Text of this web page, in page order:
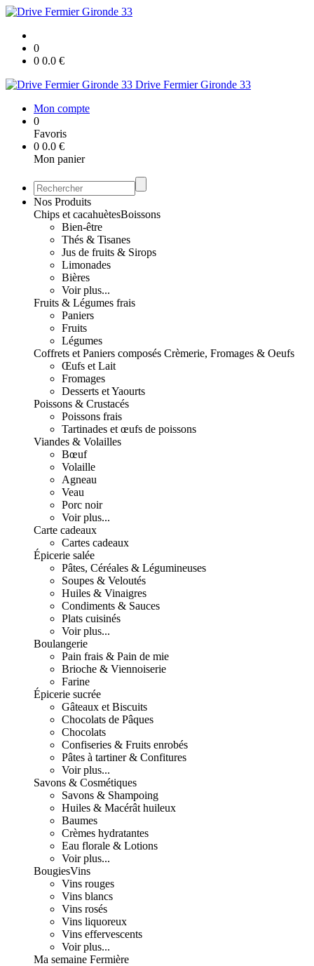
0
0 0.0 €
Drive Fermier Gironde 33
Mon compte
0
Favoris
0 0.0 €
Mon panier
Nos Produits
Chips et cacahuètesBoissons
Bien-être
Thés & Tisanes
Jus de fruits & Sirops
Limonades
Bières
Voir plus...
Fruits & Légumes frais
Paniers
Fruits
Légumes
Coffrets et Paniers composés Crèmerie, Fromages & Oeufs
Œufs et Lait
Fromages
Desserts et Yaourts
Poissons & Crustacés
Poissons frais
Tartinades et œufs de poissons
Viandes & Volailles
Bœuf
Volaille
Agneau
Veau
Porc noir
Voir plus...
Carte cadeaux
Cartes cadeaux
Épicerie salée
Pâtes, Céréales & Légumineuses
Soupes & Veloutés
Huiles & Vinaigres
Condiments & Sauces
Plats cuisinés
Voir plus...
Boulangerie
Pain frais & Pain de mie
Brioche & Viennoiserie
Farine
Épicerie sucrée
Gâteaux et Biscuits
Chocolats de Pâques
Chocolats
Confiseries & Fruits enrobés
Pâtes à tartiner & Confitures
Voir plus...
Savons & Cosmétiques
Savons & Shampoing
Huiles & Macérât huileux
Baumes
Crèmes hydratantes
Eau florale & Lotions
Voir plus...
BougiesVins
Vins rouges
Vins blancs
Vins rosés
Vins liquoreux
Vins effervescents
Voir plus...
Ma semaine Fermière